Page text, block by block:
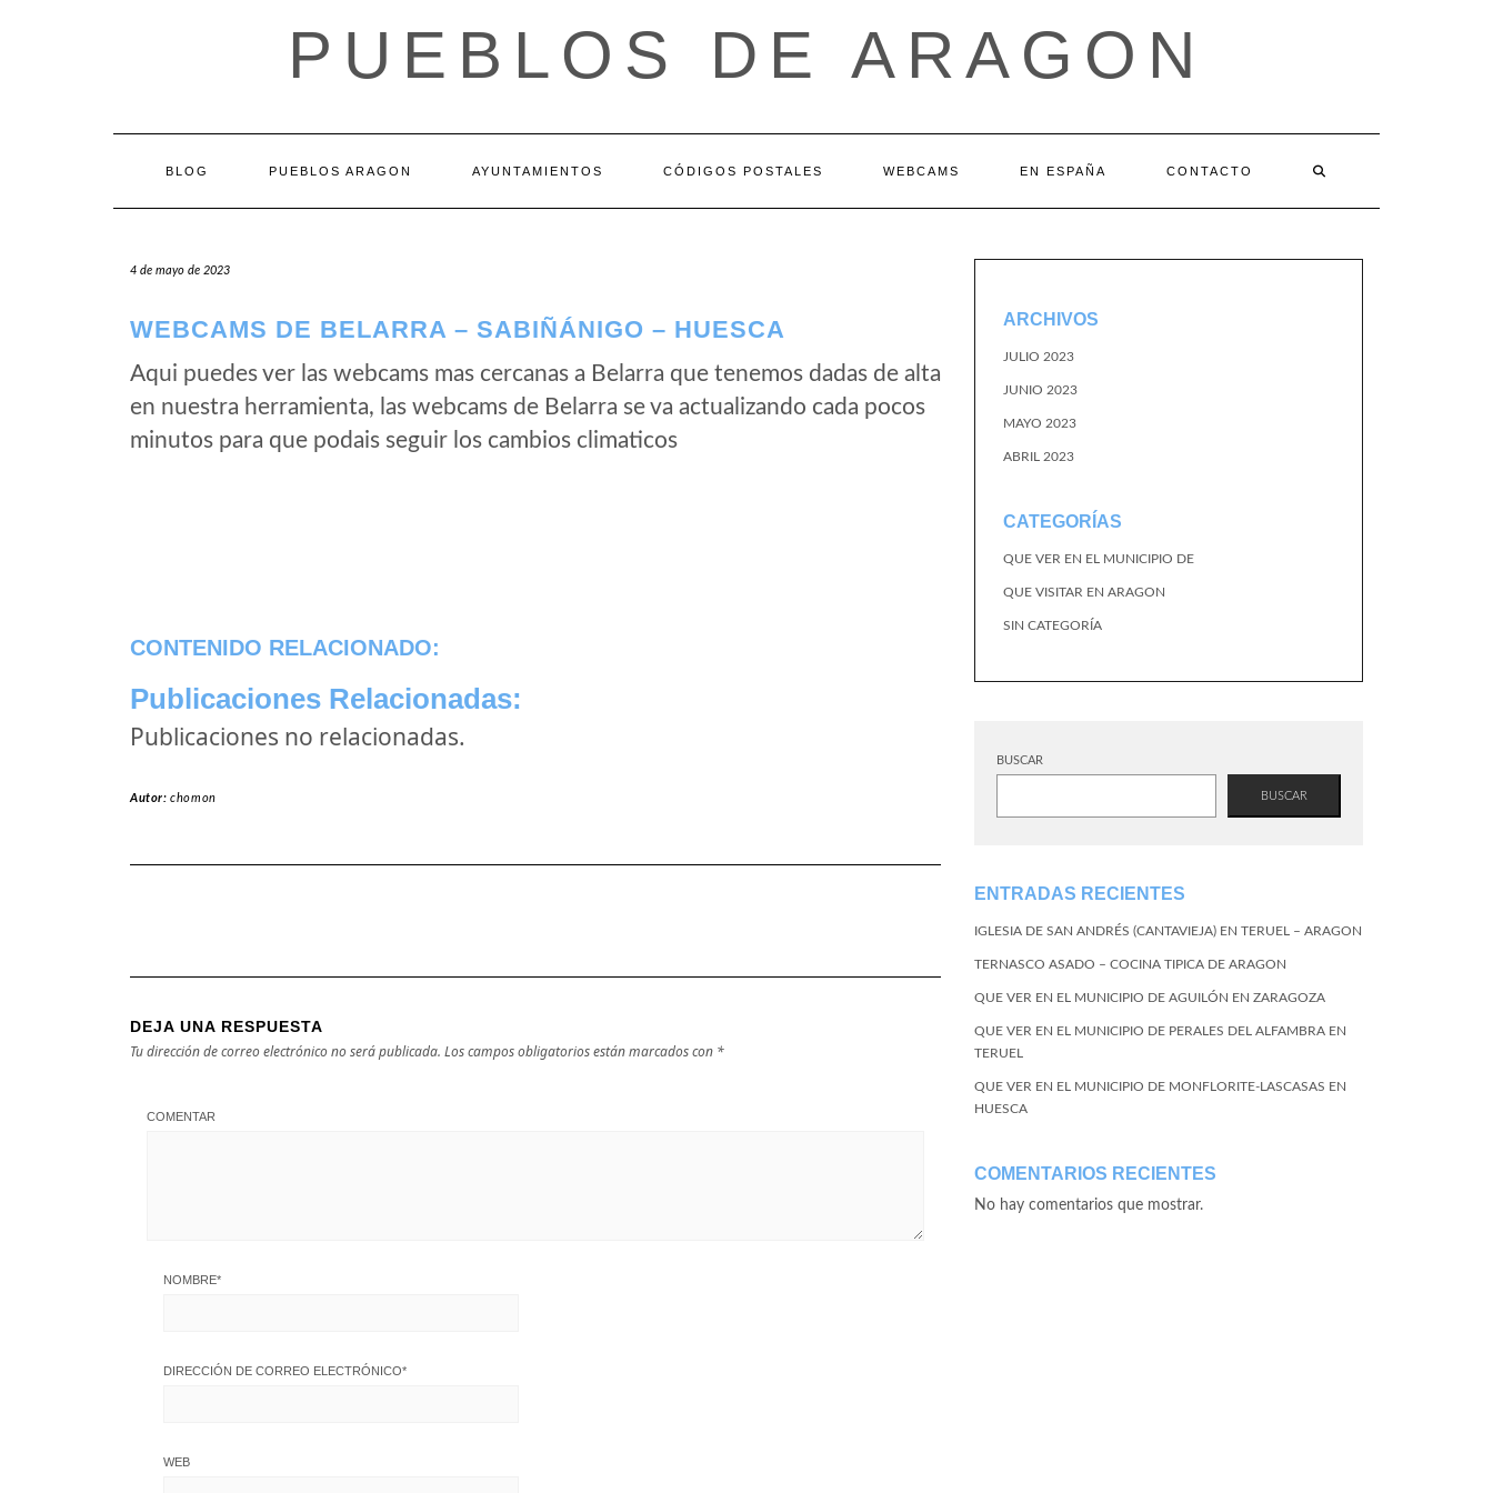
PUEBLOS DE ARAGON
BLOG PUEBLOS ARAGON AYUNTAMIENTOS CÓDIGOS POSTALES WEBCAMS EN ESPAÑA CONTACTO
4 de mayo de 2023
WEBCAMS DE BELARRA – SABIÑÁNIGO – HUESCA
Aqui puedes ver las webcams mas cercanas a Belarra que tenemos dadas de alta
en nuestra herramienta, las webcams de Belarra se va actualizando cada pocos
minutos para que podais seguir los cambios climaticos
CONTENIDO RELACIONADO:
Publicaciones Relacionadas:
Publicaciones no relacionadas.
Autor:chomon
DEJA UNA RESPUESTA
Tu dirección de correo electrónico no será publicada. Los campos obligatorios están marcados con *
COMENTAR
NOMBRE*
DIRECCIÓN DE CORREO ELECTRÓNICO*
WEB
ARCHIVOS
JULIO 2023
JUNIO 2023
MAYO 2023
ABRIL 2023
CATEGORÍAS
QUE VER EN EL MUNICIPIO DE
QUE VISITAR EN ARAGON
SIN CATEGORÍA
BUSCAR
BUSCAR
ENTRADAS RECIENTES
IGLESIA DE SAN ANDRÉS (CANTAVIEJA) EN TERUEL – ARAGON
TERNASCO ASADO – COCINA TIPICA DE ARAGON
QUE VER EN EL MUNICIPIO DE AGUILÓN EN ZARAGOZA
QUE VER EN EL MUNICIPIO DE PERALES DEL ALFAMBRA EN
TERUEL
QUE VER EN EL MUNICIPIO DE MONFLORITE-LASCASAS EN
HUESCA
COMENTARIOS RECIENTES
No hay comentarios que mostrar.